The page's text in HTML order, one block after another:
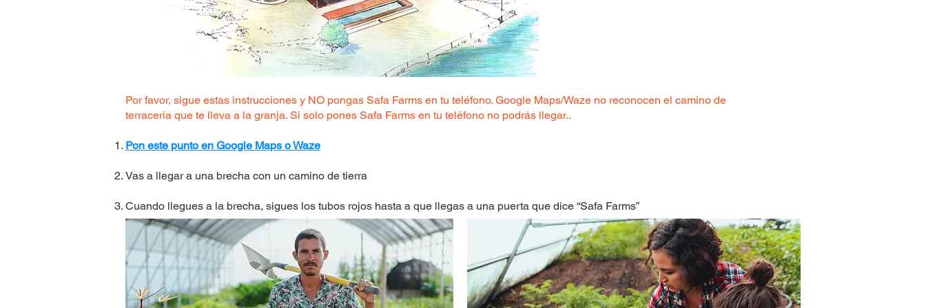
Por favor, sigue estas instrucciones y NO pongas Safa Farms en tu teléfono. Google Maps/Waze no reconocen el camino de
terracería que te lleva a la granja. Si solo pones Safa Farms en tu teléfono no podrás llegar..
Pon este punto en Google Maps o Waze
Vas a llegar a una brecha con un camino de tierra
Cuando llegues a la brecha, sigues los tubos rojos hasta a que llegas a una puerta que dice “Safa Farms”
Para su referencia, la entrada de la granja está a 3.5 km de la brecha.